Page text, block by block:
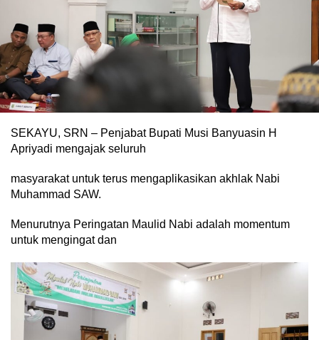
SEKAYU, SRN – Penjabat Bupati Musi Banyuasin H
Apriyadi mengajak seluruh
masyarakat untuk terus mengaplikasikan akhlak Nabi
Muhammad SAW.
Menurutnya Peringatan Maulid Nabi adalah momentum
untuk mengingat dan